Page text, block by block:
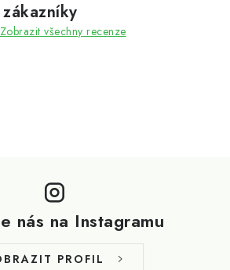
Zobrazit všechny recenze
nás na Instagramu
PROFIL